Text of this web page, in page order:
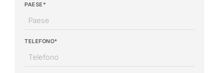
PAESE*
TELEFONO*